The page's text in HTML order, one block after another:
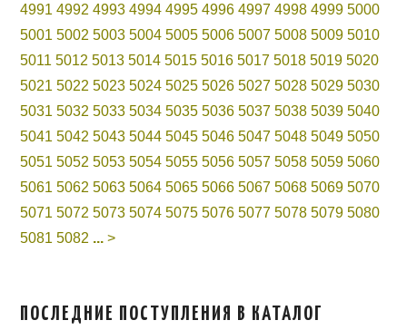
4991 4992 4993 4994 4995 4996 4997 4998 4999 5000
5001 5002 5003 5004 5005 5006 5007 5008 5009 5010
5011 5012 5013 5014 5015 5016 5017 5018 5019 5020
5021 5022 5023 5024 5025 5026 5027 5028 5029 5030
5031 5032 5033 5034 5035 5036 5037 5038 5039 5040
5041 5042 5043 5044 5045 5046 5047 5048 5049 5050
5051 5052 5053 5054 5055 5056 5057 5058 5059 5060
5061 5062 5063 5064 5065 5066 5067 5068 5069 5070
5071 5072 5073 5074 5075 5076 5077 5078 5079 5080
5081 5082 ... >
ПОСЛЕДНИЕ ПОСТУПЛЕНИЯ В КАТАЛОГ